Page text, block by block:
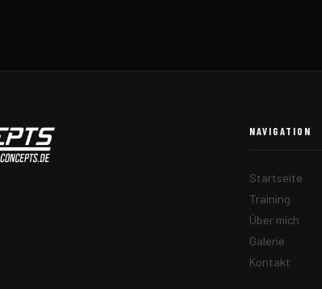
NAVIGATION
Startseite
Training
Über mich
Galerie
Kontakt